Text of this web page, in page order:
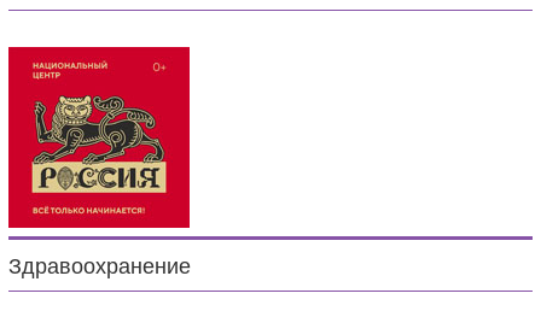
Здравоохранение